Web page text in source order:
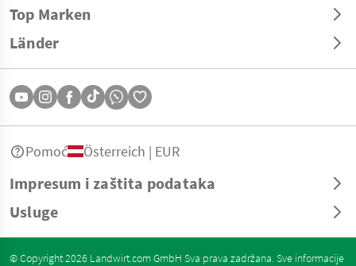
Top Marken
Länder
Impresum i zaštita podataka
Usluge
Pomoć Österreich | EUR
© Copyright 2026 Landwirt.com GmbH Sva prava zadržana. Sve informacije